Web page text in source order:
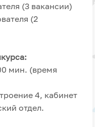
(3 вакансии)
(2
мин. (время
4, кабинет
отдел.